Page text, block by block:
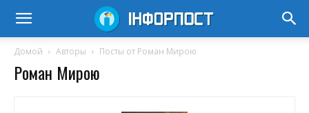
Домой Авторы Посты от Роман Мирою
Роман Мирою